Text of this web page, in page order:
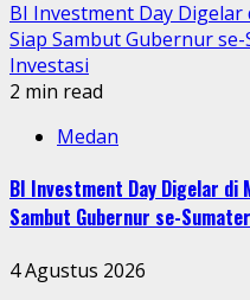
BI Investment Day
Siap Sambut Gubernur
Investasi
2 min read
Medan
BI Investment Day Digelar di
Sambut Gubernur se-
4 Agustus 2026